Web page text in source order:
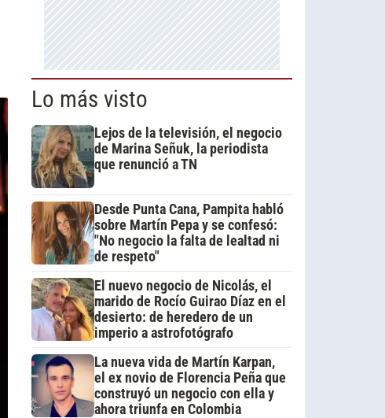
Lo más visto
Lejos de la televisión, el negocio
de Marina Señuk, la periodista
que renunció a TN
Desde Punta Cana, Pampita habló
sobre Martín Pepa y se confesó:
"No negocio la falta de lealtad ni
de respeto"
El nuevo negocio de Nicolás, el
marido de Rocío Guirao Díaz en el
desierto: de heredero de un
imperio a astrofotógrafo
La nueva vida de Martín Karpan,
el ex novio de Florencia Peña que
construyó un negocio con ella y
ahora triunfa en Colombia